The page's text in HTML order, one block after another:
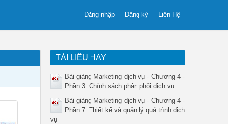
Liên Hệ
Đăng ký
Đăng nhập
TÀI LIỆU HAY
Bài giảng Marketing dịch vụ - Chương 4 -
Phần 3: Chính sách phân phối dịch vụ
Bài giảng Marketing dịch vụ - Chương 4 -
Phần 7: Thiết kế và quản lý quá trình dịch
vụ